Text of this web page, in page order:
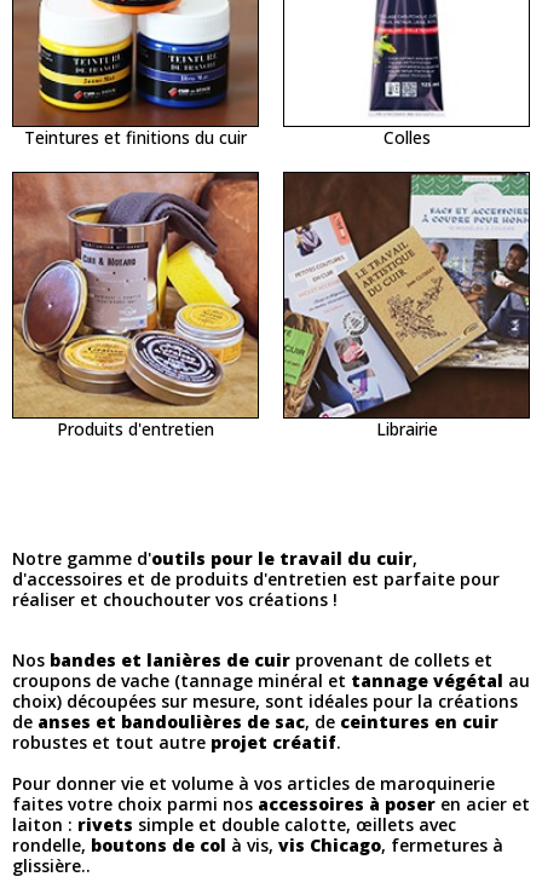
Teintures et finitions du cuir Colles
Produits d'entretien Librairie
Notre gamme d'outils pour le travail du cuir,
d'accessoires et de produits d'entretien est parfaite pour
réaliser et chouchouter vos créations !
Nos bandes et lanières de cuir provenant de collets et
croupons de vache (tannage minéral et tannage végétal au
choix) découpées sur mesure, sont idéales pour la créations
de anses et bandoulières de sac, de ceintures en cuir
robustes et tout autre projet créatif.
Pour donner vie et volume à vos articles de maroquinerie
faites votre choix parmi nos accessoires à poser en acier et
laiton : rivets simple et double calotte, œillets avec
rondelle, boutons de col à vis, vis Chicago, fermetures à
glissière..